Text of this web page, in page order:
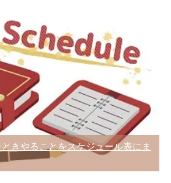
越しが決まったときやることをスケジ
ル表にまとめる
越し当日の天気が雨でも決行！延
キャンセル出来ない
けて！引越しまで時間がないときの荷
テクニック10
越し荷物の本を荷造りするときの5つ
ツ
きやることをスケジュール表にま